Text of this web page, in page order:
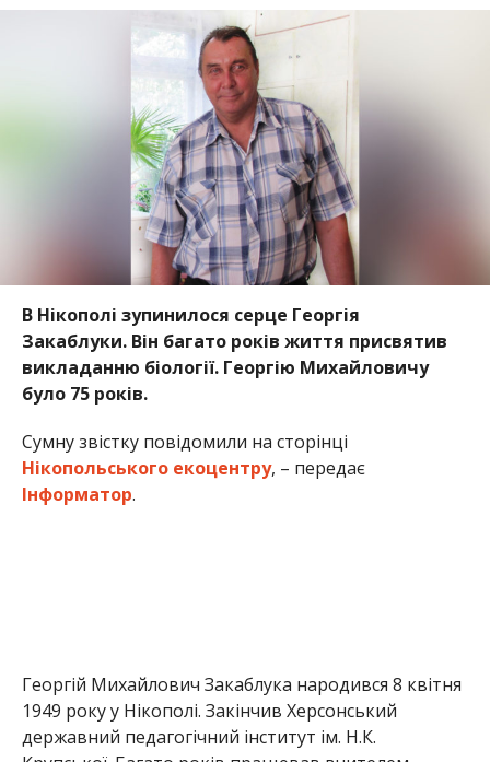
В Нікополі зупинилося серце Георгія
Закаблуки. Він багато років життя присвятив
викладанню біології. Георгію Михайловичу
було 75 років.
Сумну звістку повідомили на сторінці
Нікопольського екоцентру, – передає
Інформатор.
Крупської. Багато років працював вчителем
біології у школі № 20 та керував єдиним у місті
гуртком юних натуралістів.